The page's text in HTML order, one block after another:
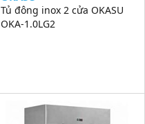
Tủ đông inox 2 cửa OKASU
OKA-1.0LG2